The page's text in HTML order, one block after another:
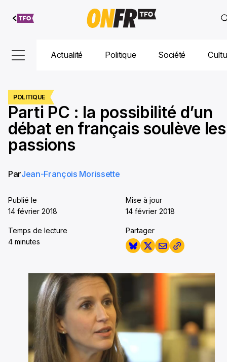
Aller au
contenu
Actualité Politique Société
POLITIQUE
Parti PC : la possibilité d’un
débat en français soulève les
passions
ParJean-François Morissette
Publié le
14 février 2018
Mise à jour
14 février 2018
Temps de lecture
4 minutes
Partager